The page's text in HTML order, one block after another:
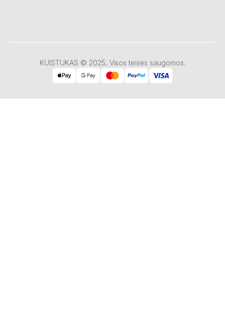
KUISTUKAS © 2025, Visos teisės saugomos.